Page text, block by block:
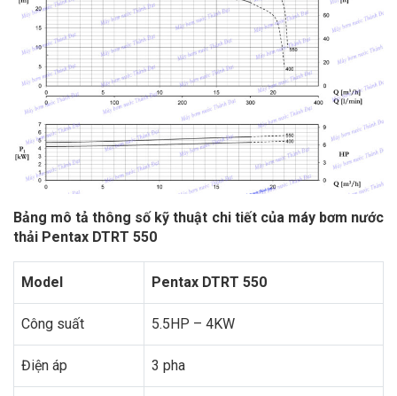
Bảng mô tả thông số kỹ thuật chi tiết của máy bơm nước
thải Pentax DTRT 550
Model Pentax DTRT 550
Công suất 5.5HP – 4KW
Điện áp 3 pha